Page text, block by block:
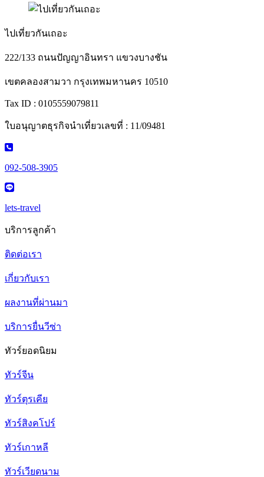
ไปเที่ยวกันเถอะ
222/133 ถนนปัญญาอินทรา แขวงบางชัน
เขตคลองสามวา กรุงเทพมหานคร 10510
Tax ID : 0105559079811
ใบอนุญาตธุรกิจนำเที่ยวเลขที่ : 11/09481
092-508-3905
lets-travel
บริการลูกค้า
ติดต่อเรา
เกี่ยวกับเรา
ผลงานที่ผ่านมา
บริการยื่นวีซ่า
ทัวร์ยอดนิยม
ทัวร์จีน
ทัวร์ตุรเคีย
ทัวร์สิงคโปร์
ทัวร์เกาหลี
ทัวร์เวียดนาม